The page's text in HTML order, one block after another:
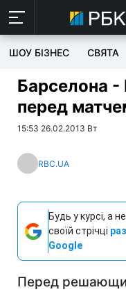
ШОУ БІЗНЕС СВЯТА
Барселона -
перед
15:53 26.02.2013 Вт
RBC.UA
Будь у курсі, а
своїй стрічці
Google
Перед